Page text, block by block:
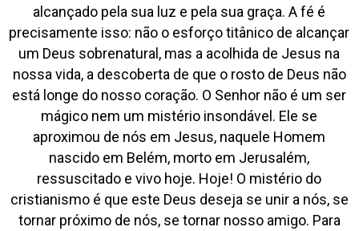
alcançado pela sua luz e pela sua graça. A fé é
precisamente isso: não o esforço titânico de alcançar
um Deus sobrenatural, mas a acolhida de Jesus na
nossa vida, a descoberta de que o rosto de Deus não
está longe do nosso coração. O Senhor não é um ser
mágico nem um mistério insondável. Ele se
aproximou de nós em Jesus, naquele Homem
nascido em Belém, morto em Jerusalém,
ressuscitado e vivo hoje. Hoje! O mistério do
cristianismo é que este Deus deseja se unir a nós, se
tornar próximo de nós, se tornar nosso amigo. Para